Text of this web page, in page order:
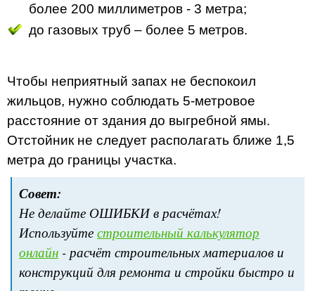
более 200 миллиметров - 3 метра;
до газовых труб – более 5 метров.
Чтобы неприятный запах не беспокоил
жильцов, нужно соблюдать 5-метровое
расстояние от здания до выгребной ямы.
Отстойник не следует располагать ближе 1,5
метра до границы участка.
Совет:
Не делайте ОШИБКИ в расчётах!
Используйте строительный калькулятор
онлайн - расчёт строительных материалов и
конструкций для ремонта и стройки быстро и